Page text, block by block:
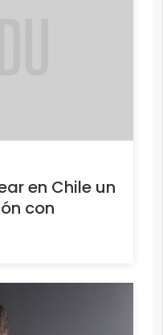
en Chile un
con